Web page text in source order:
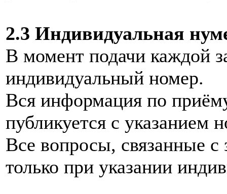
2.3 Индивидуальная
В момент подачи каждой
индивидуальный номер.
Вся информация по
публикуется с указанием
Все вопросы, связанные с
только при указании